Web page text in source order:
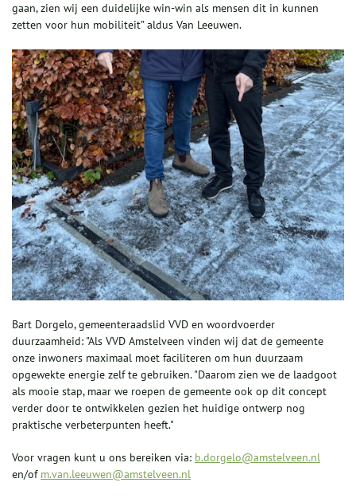
gaan, zien wij een duidelijke win-win als mensen dit in kunnen
zetten voor hun mobiliteit” aldus Van Leeuwen.
Bart Dorgelo, gemeenteraadslid VVD en woordvoerder
duurzaamheid: "Als VVD Amstelveen vinden wij dat de gemeente
onze inwoners maximaal moet faciliteren om hun duurzaam
opgewekte energie zelf te gebruiken. "Daarom zien we de laadgoot
als mooie stap, maar we roepen de gemeente ook op dit concept
verder door te ontwikkelen gezien het huidige ontwerp nog
praktische verbeterpunten heeft."
Voor vragen kunt u ons bereiken via: b.dorgelo@amstelveen.nl
en/of m.van.leeuwen@amstelveen.nl